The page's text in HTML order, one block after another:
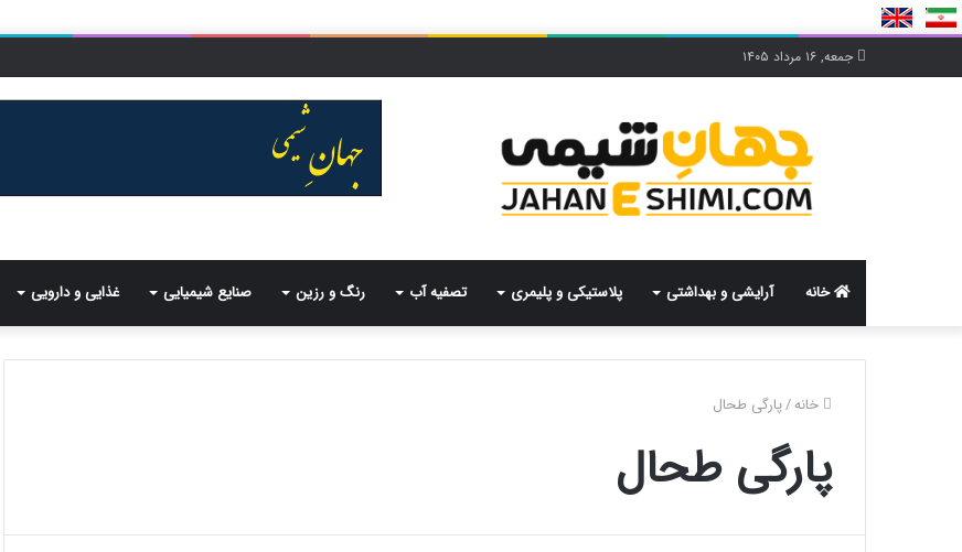
جمعه, ۱۶ مرداد ۱۴۰۵
خانه آرایشی و بهداشتی پلاستیکی و پلیمری تصفیه آب رنگ و رزین صنایع شیمیایی غذایی و دارویی
خانه/پارگی طحال
پارگی طحال